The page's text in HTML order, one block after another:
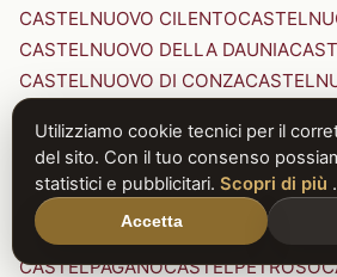
CASTELNUOVO CILENTO
CASTELNUOVO DELLA DAUNIA
CASTELNUOVO DI CONZA
CASTELNUOVO DI PORTO
CASTELNUOVO MAGRA
CASTELNUOVO PARANO
CASTELNUOVO SCRIVIA
CASTELPAGANOCASTELPETROSO
Utilizziamo cookie tecnici per il
del sito. Con il tuo consenso
statistici e pubblicitari. Scopri di più .
Accetta